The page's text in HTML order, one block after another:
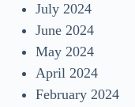
July 2024
June 2024
May 2024
April 2024
February 2024